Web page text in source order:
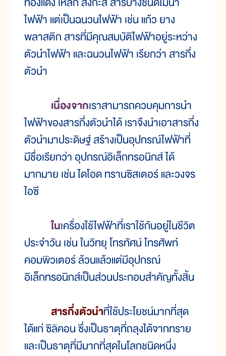
ไฟฟ้า แต่เป็นฉนวนไฟฟ้า เช่น แก้ว ยาง
พลาสติก สารที่มีคุณสมบัติไฟฟ้าอยู่ระหว่าง
ตัวนำไฟฟ้า และฉนวนไฟฟ้า เรียกว่า สารกึ่ง
ตัวนำ
เนื่องจากเราสามารถควบคุมการนำ
ไฟฟ้าของสารกึ่งตัวนำได้ เราจึงนำเอาสารกึ่ง
ตัวนำมาประดิษฐ์ สร้างเป็นอุปกรณ์ไฟฟ้าที่
มีชื่อเรียกว่า อุปกรณ์อิเล็กทรอนิกส์ ได้
มากมาย เช่น ไดโอด ทรานซิสเตอร์ และวงจร
ไอซี
ในเครื่องใช้ไฟฟ้าที่เราใช้กันอยู่ในชีวิต
ประจำวัน เช่น ในวิทยุ โทรทัศน์ โทรศัพท์
คอมพิวเตอร์ ล้วนแล้วแต่มีอุปกรณ์
อิเล็กทรอนิกส์เป็นส่วนประกอบสำคัญทั้งสิ้น
สารกึ่งตัวนำที่ใช้ประโยชน์มากที่สุด
ได้แก่ ซิลิคอน ซึ่งเป็นธาตุที่ถลุงได้จากทราย
และเป็นธาตุที่มีมากที่สุดในโลกชนิดหนึ่ง